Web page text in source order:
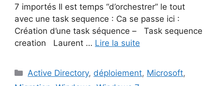
7 importés Il est temps “d’orchestrer” le tout
avec une task sequence : Ca se passe ici :
Création d’une task séquence – Task sequence
creation Laurent … Lire la suite
Catégories
Active Directory, déploiement, Microsoft,